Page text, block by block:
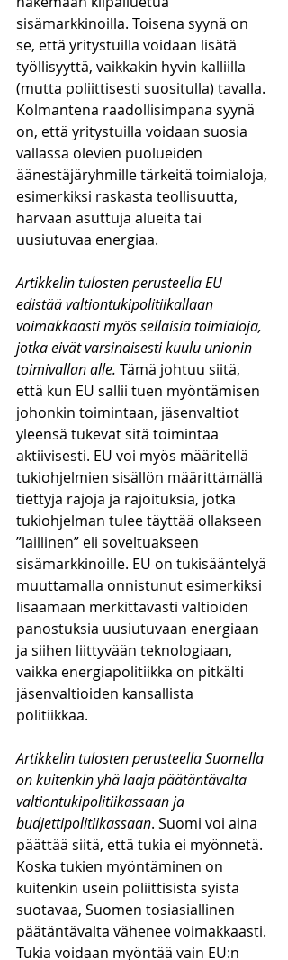
sisämarkkinoilla. Toisena syynä on
se, että yritystuilla voidaan lisätä
työllisyyttä, vaikkakin hyvin kalliilla
(mutta poliittisesti suositulla) tavalla.
Kolmantena raadollisimpana syynä
on, että yritystuilla voidaan suosia
vallassa olevien puolueiden
äänestäjäryhmille tärkeitä toimialoja,
esimerkiksi raskasta teollisuutta,
harvaan asuttuja alueita tai
uusiutuvaa energiaa.
Artikkelin tulosten perusteella EU
edistää valtiontukipolitiikallaan
voimakkaasti myös sellaisia toimialoja,
jotka eivät varsinaisesti kuulu unionin
toimivallan alle. Tämä johtuu siitä,
että kun EU sallii tuen myöntämisen
johonkin toimintaan, jäsenvaltiot
yleensä tukevat sitä toimintaa
aktiivisesti. EU voi myös määritellä
tukiohjelmien sisällön määrittämällä
tiettyjä rajoja ja rajoituksia, jotka
tukiohjelman tulee täyttää ollakseen
”laillinen” eli soveltuakseen
sisämarkkinoille. EU on tukisääntelyä
muuttamalla onnistunut esimerkiksi
lisäämään merkittävästi valtioiden
panostuksia uusiutuvaan energiaan
ja siihen liittyvään teknologiaan,
vaikka energiapolitiikka on pitkälti
jäsenvaltioiden kansallista
politiikkaa.
Artikkelin tulosten perusteella Suomella
on kuitenkin yhä laaja päätäntävalta
valtiontukipolitiikassaan ja
budjettipolitiikassaan. Suomi voi aina
päättää siitä, että tukia ei myönnetä.
Koska tukien myöntäminen on
kuitenkin usein poliittisista syistä
suotavaa, Suomen tosiasiallinen
päätäntävalta vähenee voimakkaasti.
Tukia voidaan myöntää vain EU:n